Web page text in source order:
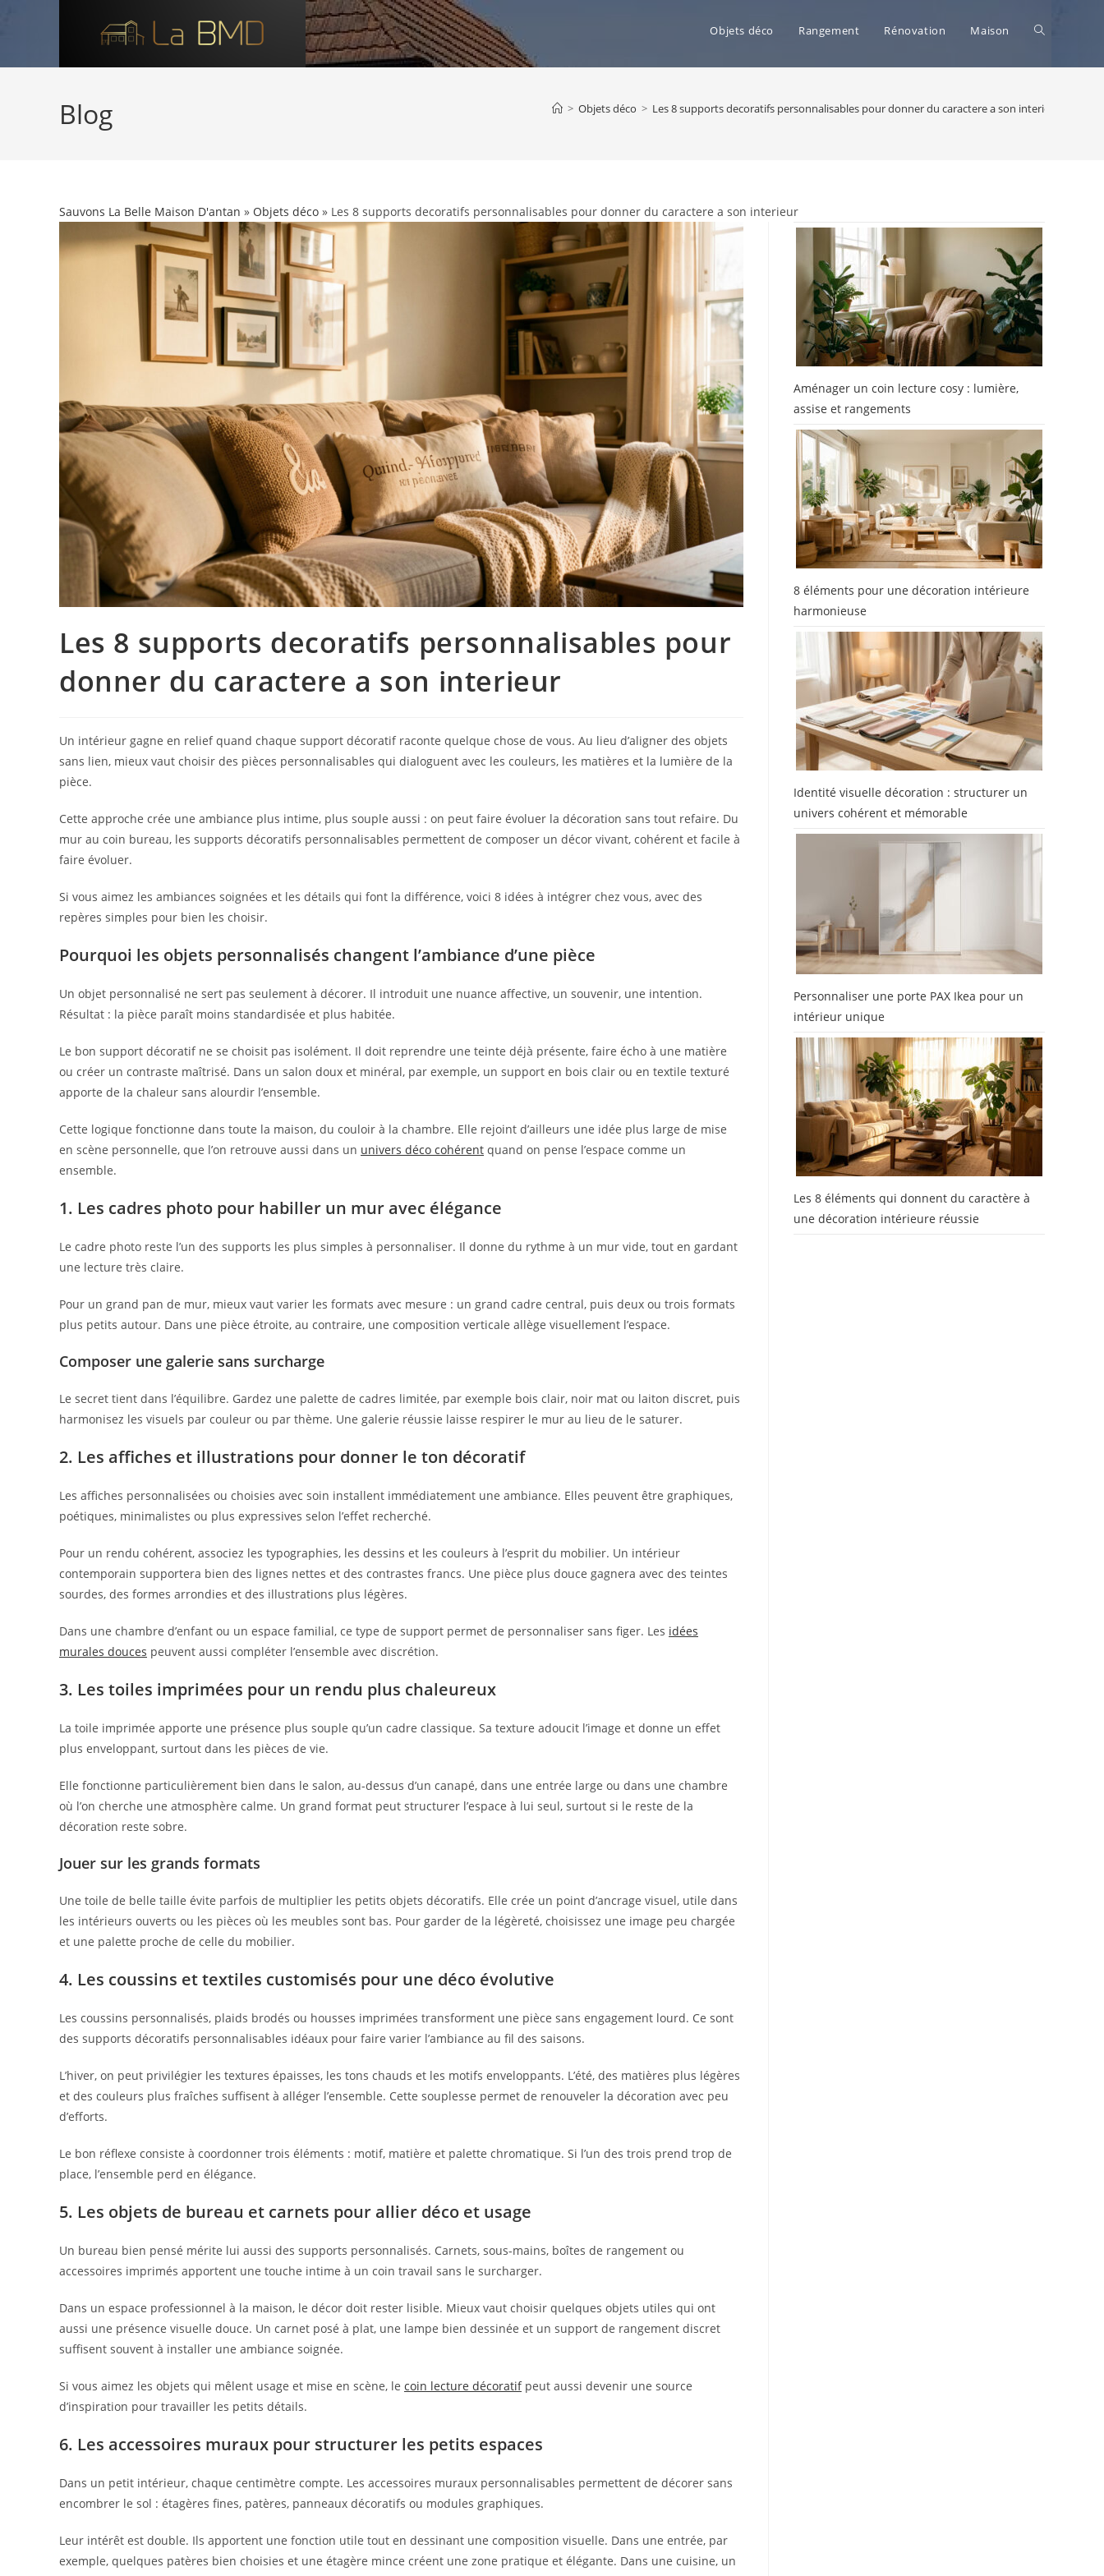
Objets déco Rangement Rénovation Maison Toggle
Blog > Objets déco > Les 8 supports decoratifs personnalisables pour donner du caractere a son interieur
Sauvons La Belle Maison D'antan » Objets déco » Les 8 supports decoratifs personnalisables pour donner du caractere a son interieur
Les 8 supports decoratifs personnalisables pour
donner du caractere a son interieur
Un intérieur gagne en relief quand chaque support décoratif raconte quelque chose de vous. Au lieu d’aligner des objets
sans lien, mieux vaut choisir des pièces personnalisables qui dialoguent avec les couleurs, les matières et la lumière de la
pièce.
Cette approche crée une ambiance plus intime, plus souple aussi : on peut faire évoluer la décoration sans tout refaire. Du
mur au coin bureau, les supports décoratifs personnalisables permettent de composer un décor vivant, cohérent et facile à
faire évoluer.
Si vous aimez les ambiances soignées et les détails qui font la différence, voici 8 idées à intégrer chez vous, avec des
repères simples pour bien les choisir.
Pourquoi les objets personnalisés changent l’ambiance d’une pièce
Un objet personnalisé ne sert pas seulement à décorer. Il introduit une nuance affective, un souvenir, une intention.
Résultat : la pièce paraît moins standardisée et plus habitée.
Le bon support décoratif ne se choisit pas isolément. Il doit reprendre une teinte déjà présente, faire écho à une matière
ou créer un contraste maîtrisé. Dans un salon doux et minéral, par exemple, un support en bois clair ou en textile texturé
apporte de la chaleur sans alourdir l’ensemble.
Cette logique fonctionne dans toute la maison, du couloir à la chambre. Elle rejoint d’ailleurs une idée plus large de mise
en scène personnelle, que l’on retrouve aussi dans un univers déco cohérent quand on pense l’espace comme un
ensemble.
1. Les cadres photo pour habiller un mur avec élégance
Le cadre photo reste l’un des supports les plus simples à personnaliser. Il donne du rythme à un mur vide, tout en gardant
une lecture très claire.
Pour un grand pan de mur, mieux vaut varier les formats avec mesure : un grand cadre central, puis deux ou trois formats
plus petits autour. Dans une pièce étroite, au contraire, une composition verticale allège visuellement l’espace.
Composer une galerie sans surcharge
Le secret tient dans l’équilibre. Gardez une palette de cadres limitée, par exemple bois clair, noir mat ou laiton discret, puis
harmonisez les visuels par couleur ou par thème. Une galerie réussie laisse respirer le mur au lieu de le saturer.
2. Les affiches et illustrations pour donner le ton décoratif
Les affiches personnalisées ou choisies avec soin installent immédiatement une ambiance. Elles peuvent être graphiques,
poétiques, minimalistes ou plus expressives selon l’effet recherché.
Pour un rendu cohérent, associez les typographies, les dessins et les couleurs à l’esprit du mobilier. Un intérieur
contemporain supportera bien des lignes nettes et des contrastes francs. Une pièce plus douce gagnera avec des teintes
sourdes, des formes arrondies et des illustrations plus légères.
Dans une chambre d’enfant ou un espace familial, ce type de support permet de personnaliser sans figer. Les idées
murales douces peuvent aussi compléter l’ensemble avec discrétion.
3. Les toiles imprimées pour un rendu plus chaleureux
La toile imprimée apporte une présence plus souple qu’un cadre classique. Sa texture adoucit l’image et donne un effet
plus enveloppant, surtout dans les pièces de vie.
Elle fonctionne particulièrement bien dans le salon, au-dessus d’un canapé, dans une entrée large ou dans une chambre
où l’on cherche une atmosphère calme. Un grand format peut structurer l’espace à lui seul, surtout si le reste de la
décoration reste sobre.
Jouer sur les grands formats
Une toile de belle taille évite parfois de multiplier les petits objets décoratifs. Elle crée un point d’ancrage visuel, utile dans
les intérieurs ouverts ou les pièces où les meubles sont bas. Pour garder de la légèreté, choisissez une image peu chargée
et une palette proche de celle du mobilier.
4. Les coussins et textiles customisés pour une déco évolutive
Les coussins personnalisés, plaids brodés ou housses imprimées transforment une pièce sans engagement lourd. Ce sont
des supports décoratifs personnalisables idéaux pour faire varier l’ambiance au fil des saisons.
L’hiver, on peut privilégier les textures épaisses, les tons chauds et les motifs enveloppants. L’été, des matières plus légères
et des couleurs plus fraîches suffisent à alléger l’ensemble. Cette souplesse permet de renouveler la décoration avec peu
d’efforts.
Le bon réflexe consiste à coordonner trois éléments : motif, matière et palette chromatique. Si l’un des trois prend trop de
place, l’ensemble perd en élégance.
5. Les objets de bureau et carnets pour allier déco et usage
Un bureau bien pensé mérite lui aussi des supports personnalisés. Carnets, sous-mains, boîtes de rangement ou
accessoires imprimés apportent une touche intime à un coin travail sans le surcharger.
Dans un espace professionnel à la maison, le décor doit rester lisible. Mieux vaut choisir quelques objets utiles qui ont
aussi une présence visuelle douce. Un carnet posé à plat, une lampe bien dessinée et un support de rangement discret
suffisent souvent à installer une ambiance soignée.
Si vous aimez les objets qui mêlent usage et mise en scène, le coin lecture décoratifpeut aussi devenir une source
d’inspiration pour travailler les petits détails.
6. Les accessoires muraux pour structurer les petits espaces
Dans un petit intérieur, chaque centimètre compte. Les accessoires muraux personnalisables permettent de décorer sans
encombrer le sol : étagères fines, patères, panneaux décoratifs ou modules graphiques.
Leur intérêt est double. Ils apportent une fonction utile tout en dessinant une composition visuelle. Dans une entrée, par
exemple, quelques patères bien choisies et une étagère mince créent une zone pratique et élégante. Dans une cuisine, un
Aménager un coin lecture cosy : lumière,
assise et rangements
8 éléments pour une décoration intérieure
harmonieuse
Identité visuelle décoration : structurer un
univers cohérent et mémorable
Personnaliser une porte PAX Ikea pour un
intérieur unique
Les 8 éléments qui donnent du caractère à
une décoration intérieure réussie